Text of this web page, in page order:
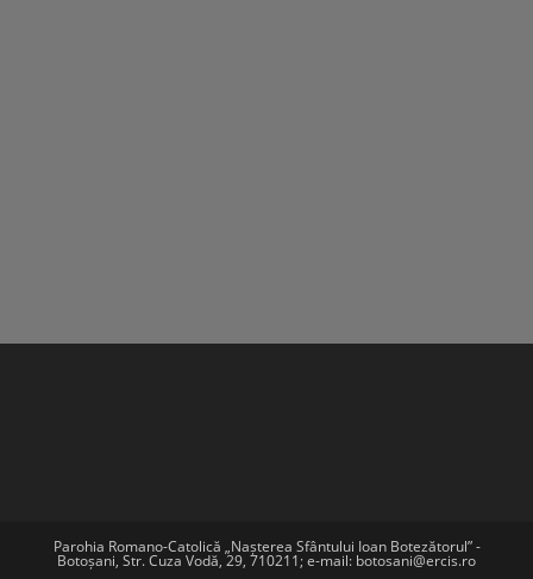
Parohia Romano-Catolică „Nașterea Sfântului Ioan Botezătorul” -
Botoșani, Str. Cuza Vodă, 29, 710211; e-mail: botosani@ercis.ro